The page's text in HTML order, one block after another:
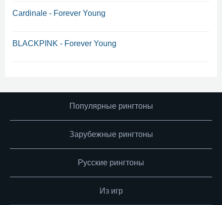
Cardinale - Forever Young
BLACKPINK - Forever Young
Популярные рингтоны
Зарубежные рингтоны
Русские рингтоны
Из игр